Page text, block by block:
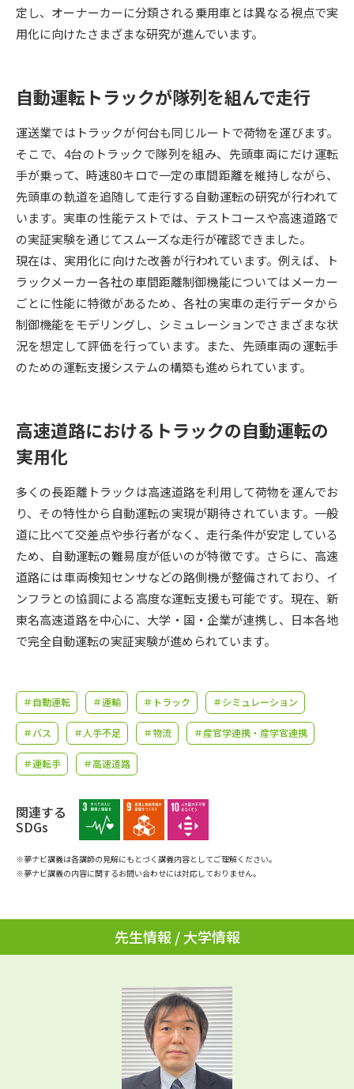
新増設大学・学部・学科特集
国際・グローバルに強い大学特
デジタルパンフレット 進路の３択
新学年スタート号特集ページ
（高3生用）
新学年スタート号特集ページ
（高2生用）
SELFBRAND特集ページ
オープンキャンパスなどを調べる
オープンキャンパス検索 実施プログラムから探す
来場型・Web型イベント特集 夢ナビライブ
志望校・出願校を調べる
併願校選び 受験スケジュールを立てよう
先輩が入学を決めた理由 テレメール全国一斉進学調査
新生活お役立ちガイド
学問発見 学問検索
大学で学びたい学問発見
学問のミニ講義「夢ナビ講義」 学問分野解説
ユーザーサポート
Ｑ＆Ａ よくあるご質問 大学進学IDについて
お支払いについて
個人情報取扱規定
テレメール進学カタログ
訂正のご案内
定し、オーナーカーに分類される乗用車とは異なる視点で実
用化に向けたさまざまな研究が進んでいます。
自動運転トラックが隊列を組んで走行
運送業ではトラックが何台も同じルートで荷物を運びます。
そこで、4台のトラックで隊列を組み、先頭車両にだけ運転
手が乗って、時速80キロで一定の車間距離を維持しながら、
先頭車の軌道を追随して走行する自動運転の研究が行われて
います。実車の性能テストでは、テストコースや高速道路で
の実証実験を通じてスムーズな走行が確認できました。
現在は、実用化に向けた改善が行われています。例えば、ト
ラックメーカー各社の車間距離制御機能についてはメーカー
ごとに性能に特徴があるため、各社の実車の走行データから
制御機能をモデリングし、シミュレーションでさまざまな状
況を想定して評価を行っています。また、先頭車両の運転手
のための運転支援システムの構築も進められています。
高速道路におけるトラックの自動運転の
実用化
多くの長距離トラックは高速道路を利用して荷物を運んでお
り、その特性から自動運転の実現が期待されています。一般
道に比べて交差点や歩行者がなく、走行条件が安定している
ため、自動運転の難易度が低いのが特徴です。さらに、高速
道路には車両検知センサなどの路側機が整備されており、イ
ンフラとの協調による高度な運転支援も可能です。現在、新
東名高速道路を中心に、大学・国・企業が連携し、日本各地
で完全自動運転の実証実験が進められています。
＃自動運転 ＃運輸 ＃トラック ＃シミュレーション
＃バス ＃人手不足 ＃物流 ＃産官学連携・産学官連携
＃運転手 ＃高速道路
関連する
SDGs
※夢ナビ講義は各講師の見解にもとづく講義内容としてご理解ください。
※夢ナビ講義の内容に関するお問い合わせには対応しておりません。
先生情報 / 大学情報